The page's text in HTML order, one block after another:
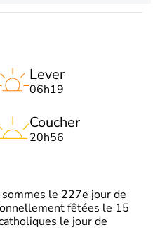
Lever
06h19
Coucher
20h56
le 227e jour de
fêtées le 15
le jour de